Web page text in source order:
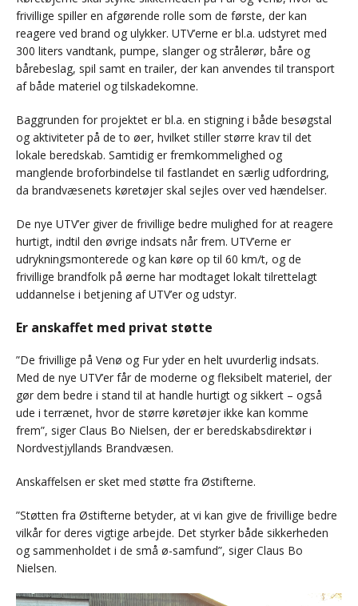
frivillige spiller en afgørende rolle som de første, der kan
reagere ved brand og ulykker. UTV’erne er bl.a. udstyret med
300 liters vandtank, pumpe, slanger og strålerør, båre og
bårebeslag, spil samt en trailer, der kan anvendes til transport
af både materiel og tilskadekomne.
Baggrunden for projektet er bl.a. en stigning i både besøgstal
og aktiviteter på de to øer, hvilket stiller større krav til det
lokale beredskab. Samtidig er fremkommelighed og
manglende broforbindelse til fastlandet en særlig udfordring,
da brandvæsenets køretøjer skal sejles over ved hændelser.
De nye UTV’er giver de frivillige bedre mulighed for at reagere
hurtigt, indtil den øvrige indsats når frem. UTV’erne er
udrykningsmonterede og kan køre op til 60 km/t, og de
frivillige brandfolk på øerne har modtaget lokalt tilrettelagt
uddannelse i betjening af UTV’er og udstyr.
Er anskaffet med privat støtte
”De frivillige på Venø og Fur yder en helt uvurderlig indsats.
Med de nye UTV’er får de moderne og fleksibelt materiel, der
gør dem bedre i stand til at handle hurtigt og sikkert – også
ude i terrænet, hvor de større køretøjer ikke kan komme
frem”, siger Claus Bo Nielsen, der er beredskabsdirektør i
Nordvestjyllands Brandvæsen.
Anskaffelsen er sket med støtte fra Østifterne.
”Støtten fra Østifterne betyder, at vi kan give de frivillige bedre
vilkår for deres vigtige arbejde. Det styrker både sikkerheden
og sammenholdet i de små ø-samfund”, siger Claus Bo
Nielsen.